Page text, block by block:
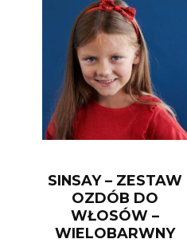
SINSAY – ZESTAW
OZDÓB DO
WŁOSÓW –
WIELOBARWNY